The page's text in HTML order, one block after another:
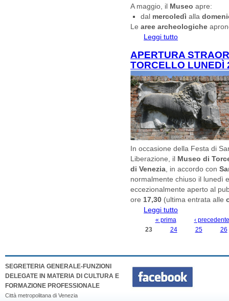
A maggio, il Museo apre:
dal mercoledì alla
Learee archeologiche
Leggi tutto
APERTURA
TORCELLO LUNEDÌ
In occasione della Festa di
Liberazione, il Museo di
di Venezia , in accordo con
normalmente chiuso il lunedì
eccezionalmente aperto al
ore 17,30 (ultima entrata alle
Leggi tutto
PAGINE
« prima
‹ precedente
23
24 25 26
SEGRETERIA GENERALE-FUNZIONI
DELEGATE IN MATERIA DI CULTURA E
FORMAZIONE PROFESSIONALE
Città metropolitana di Venezia